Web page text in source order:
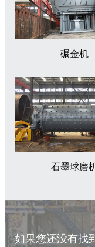
碾金机
石墨球磨
如果您还没有找